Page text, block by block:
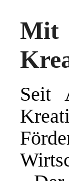
Mit
Seit